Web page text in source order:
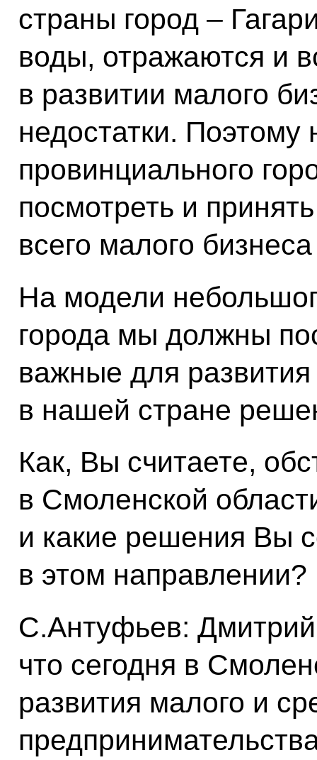
страны город –
воды, отражаются и
в развитии малого
недостатки.
провинциального
посмотреть и
всего малого
На модели
города мы должны
важные для развития
в нашей стране
Как, Вы считаете,
в Смоленской
и какие решения Вы
в этом направлении?
С.Антуфьев:
что сегодня в
развития малого и